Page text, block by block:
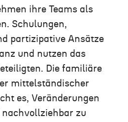
ihre Teams als
Schulungen,
partizipative Ansätze
und nutzen das
Die familiäre
mittelständischer
es, Veränderungen
zu